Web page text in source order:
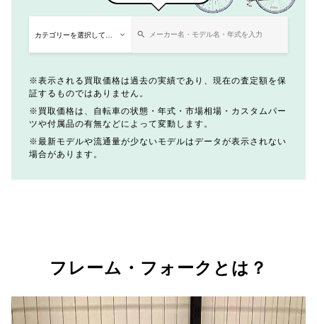
表示される買取価格は過去の実績であり、現在の査定額を保
証するものではありません。
買取価格は、自転車の状態・年式・市場相場・カスタムパー
ツや付属品の有無などによって変動します。
最新モデルや流通量が少ないモデルはデータが表示されない
場合があります。
フレーム・フォークとは？